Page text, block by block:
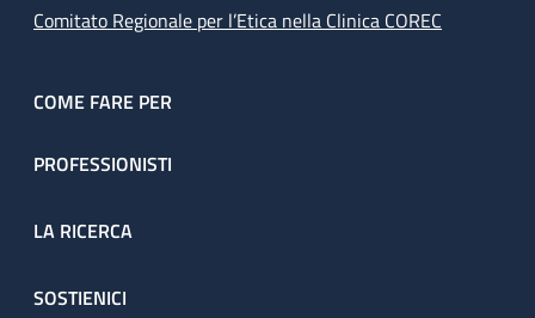
Comitato Regionale per l’Etica nella Clinica COREC
COME FARE PER
PROFESSIONISTI
LA RICERCA
SOSTIENICI